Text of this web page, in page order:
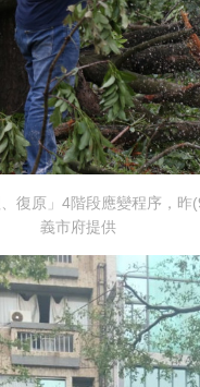
復原」4階段應變程序，
義市府提供